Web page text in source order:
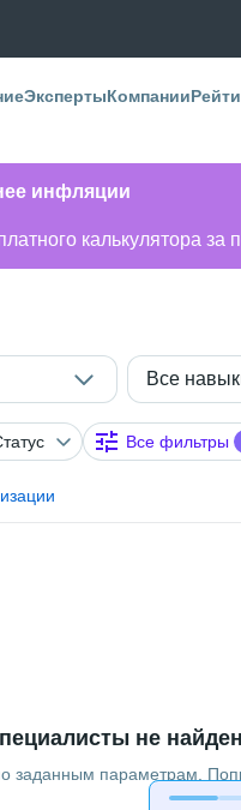
ЭкспертыКомпании
инфляции
калькулятора за
Все
Все фильтры
не
заданным параметрам.